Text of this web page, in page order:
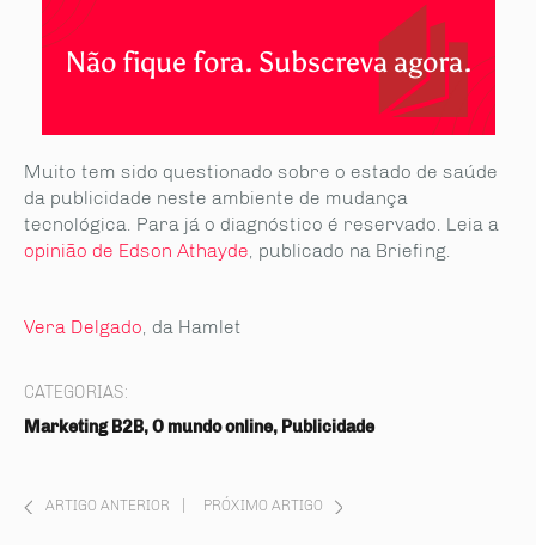
Não fique fora. Subscreva agora.
Muito tem sido questionado sobre o estado de saúde
da publicidade neste ambiente de mudança
tecnológica. Para já o diagnóstico é reservado. Leia a
opinião de Edson Athayde, publicado na Briefing.
Vera Delgado, da Hamlet
CATEGORIAS:
Marketing B2B, O mundo online, Publicidade
ARTIGO ANTERIOR PRÓXIMO ARTIGO